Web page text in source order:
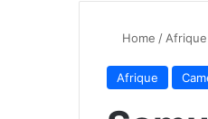
Home / Afrique
Afrique